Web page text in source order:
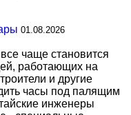
01.08.2026
чаще становится
работающих на
и другие
часы под палящим
инженеры